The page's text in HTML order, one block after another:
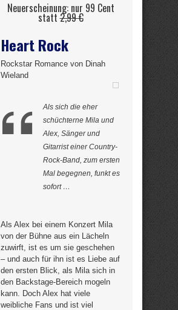
Neuerscheinung: nur 99 Cent
statt2,99 €
Heart Rock
Rockstar Romance von Dinah
Wieland
Als sich die eher
schüchterne Mila und
Alex, Sänger und
Gitarrist einer Country-
Rock-Band, zum ersten
Mal begegnen, funkt es
sofort …
Als Alex bei einem Konzert Mila
von der Bühne aus ein Lächeln
zuwirft, ist es um sie geschehen
– und auch für ihn ist es Liebe auf
den ersten Blick, als Mila sich in
den Backstage-Bereich mogeln
kann. Doch Alex hat viele
weibliche Fans und ist viel